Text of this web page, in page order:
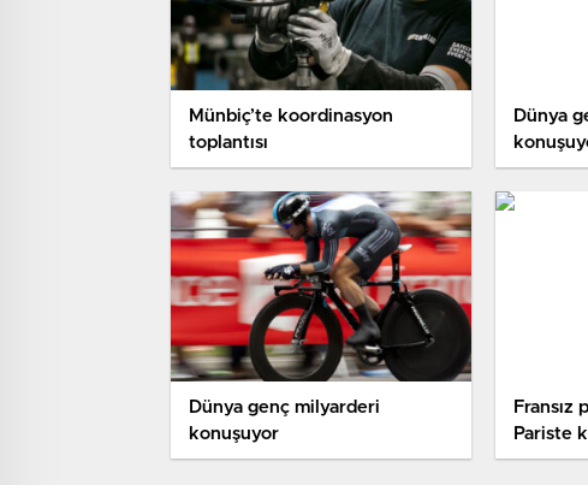
Münbiç’te koordinasyon
toplantısı
Dünya
Dünya genç milyarderi
konuşuyor
Fransız
Pariste